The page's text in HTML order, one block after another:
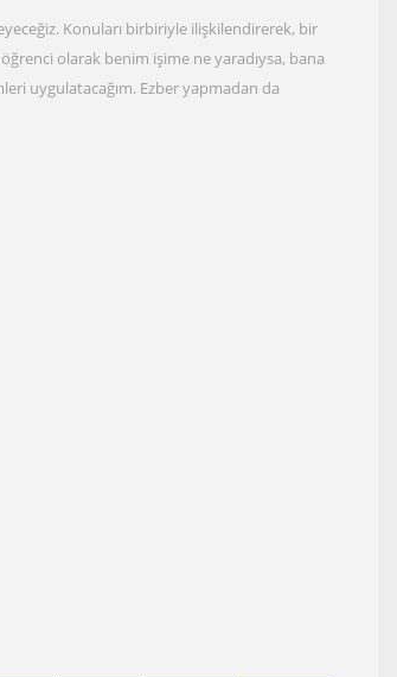
Konuları birbiriyle ilişkilendirerek, bir
olarak benim işime ne yaradıysa, bana
uygulatacağım. Ezber yapmadan da